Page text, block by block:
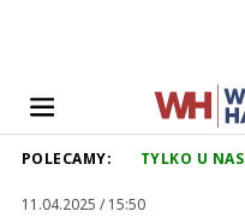
POLECAMY: TYLKO U NAS
11.04.2025 / 15:50